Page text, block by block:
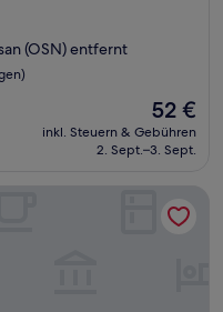
(OSN) entfernt
Der
Preis
beträgt
52 €
inkl. Steuern & Gebühren
2. Sept.–3. Sept.